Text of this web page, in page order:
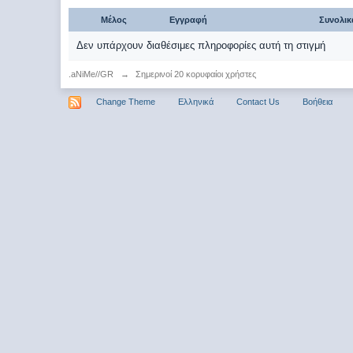
Μέλος Εγγραφή
Δεν υπάρχουν διαθέσιμες πληροφορίες αυτή τη στιγμή
.aNiMe//GR → Σημερινοί 20 κορυφαίοι χρήστες
Change Theme Ελληνικά Contact Us Βοήθεια